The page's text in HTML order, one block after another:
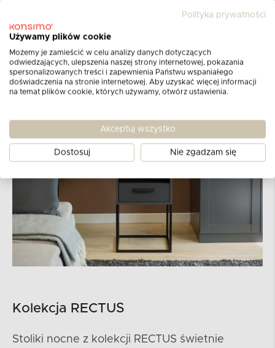
bezproblemowe nawet przy jej pełnym
obciążeniu. Stelaż wykonany jest z metalu o
profilu 16x16.
Kolekcja RECTUS
Stoliki nocne z kolekcji RECTUS świetnie
Polityka prywatności
Używamy plików cookie
Możemy je zamieścić w celu analizy danych dotyczących
odwiedzających, ulepszenia naszej strony internetowej, pokazania
spersonalizowanych treści i zapewnienia Państwu wspaniałego
doświadczenia na stronie internetowej. Aby uzyskać więcej informacji
na temat plików cookie, których używamy, otwórz ustawienia.
Akceptuj wszystko
Dostosuj Nie zgadzam się